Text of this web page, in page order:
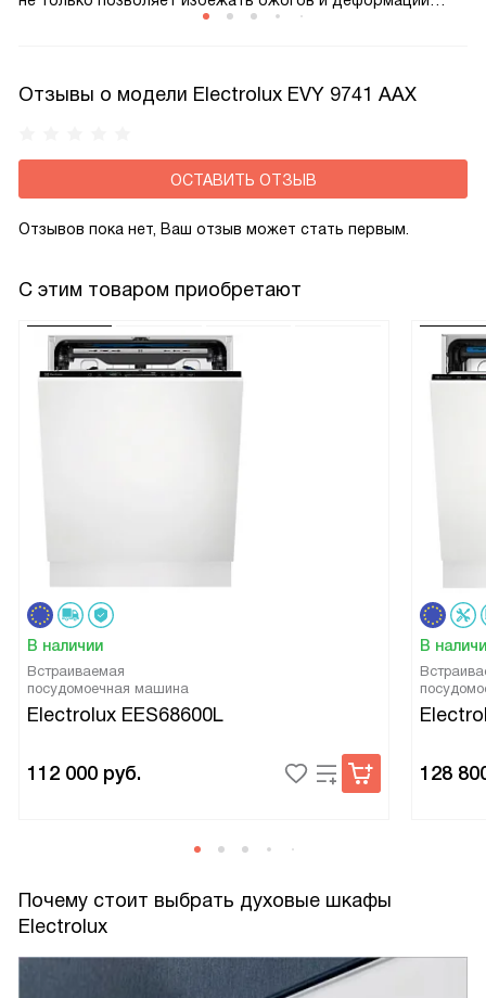
Отзывы о модели Electrolux EVY 9741 AAX
ОСТАВИТЬ ОТЗЫВ
Отзывов пока нет, Ваш отзыв может стать первым.
С этим товаром приобретают
В наличии
Встраиваемая
посудомоечная машина
Electrolux EES68600L
112 000 руб.
В
128
Почему стоит выбрать духовые шкафы
Electrolux